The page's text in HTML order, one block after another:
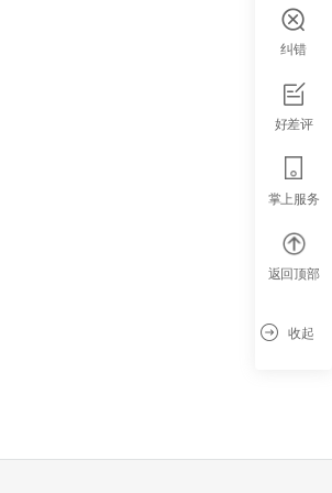
纠错
好差评
掌上服务
返回顶部
收起